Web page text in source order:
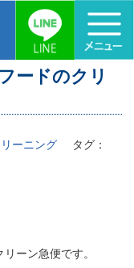
ーニング 広島
ードのクリ
ーニング タグ：
ーン急便です。